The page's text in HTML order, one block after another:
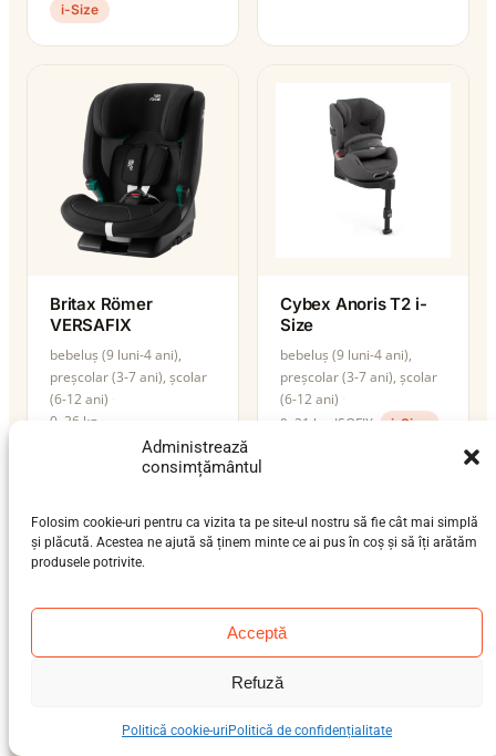
Administrează
consimțământul
Folosim cookie-uri pentru ca vizita ta pe site-ul nostru să fie cât mai simplă
și plăcută. Acestea ne ajută să ținem minte ce ai pus în coș și să îți arătăm
produsele potrivite.
Acceptă
Refuză
Politică cookie-uri Politică de confidențialitate
i-Size
Britax Römer
VERSAFIX
bebeluș (9 luni-4 ani),
preșcolar (3-7 ani), școlar
(6-12 ani)
0–36 kg
ISOFIX / centură / isofix-
Cybex Anoris T2 i-
Size
bebeluș (9 luni-4 ani),
preșcolar (3-7 ani), școlar
(6-12 ani)
9–21 kg
ISOFIX i-Size